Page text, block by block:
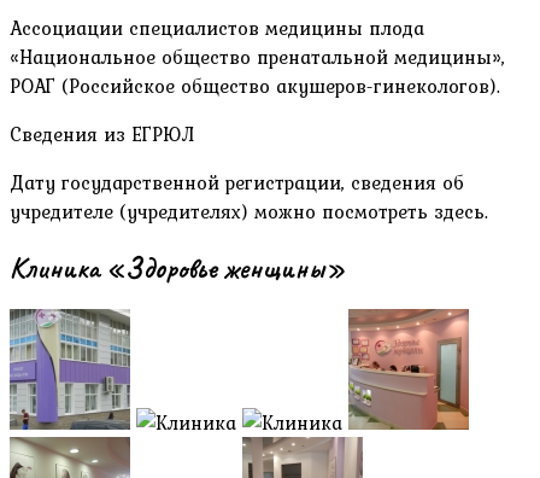
Ассоциации специалистов медицины плода
«Национальное общество пренатальной медицины»,
РОАГ (Российское общество акушеров-гинекологов).
Сведения из ЕГРЮЛ
Дату государственной регистрации, сведения об
учредителе (учредителях) можно посмотреть здесь.
Клиника «Здоровье женщины»